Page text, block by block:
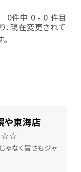
0件中 0 - 0 件目
現在変更されて
や東海店
☆☆
ゃなく旨さもジャ